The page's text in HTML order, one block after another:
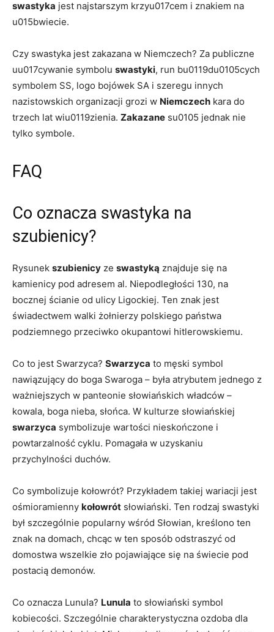
swastyka jest najstarszym krzyu017cem i znakiem na
u015bwiecie.
Czy swastyka jest zakazana w Niemczech? Za publiczne
uu017cywanie symbolu swastyki, run bu0119du0105cych
symbolem SS, logo bojówek SA i szeregu innych
nazistowskich organizacji grozi w Niemczech kara do
trzech lat wiu0119zienia. Zakazane su0105 jednak nie
tylko symbole.
FAQ
Co oznacza swastyka na
szubienicy?
Rysunek szubienicy ze swastyką znajduje się na
kamienicy pod adresem al. Niepodległości 130, na
bocznej ścianie od ulicy Ligockiej. Ten znak jest
świadectwem walki żołnierzy polskiego państwa
podziemnego przeciwko okupantowi hitlerowskiemu.
Co to jest Swarzyca? Swarzyca to męski symbol
nawiązujący do boga Swaroga – była atrybutem jednego z
ważniejszych w panteonie słowiańskich władców –
kowala, boga nieba, słońca. W kulturze słowiańskiej
swarzyca symbolizuje wartości nieskończone i
powtarzalność cyklu. Pomagała w uzyskaniu
przychylności duchów.
Co symbolizuje kołowrót? Przykładem takiej wariacji jest
ośmioramienny kołowrót słowiański. Ten rodzaj swastyki
był szczególnie popularny wśród Słowian, kreślono ten
znak na domach, chcąc w ten sposób odstraszyć od
domostwa wszelkie zło pojawiające się na świecie pod
postacią demonów.
Co oznacza Lunula? Lunula to słowiański symbol
kobiecości. Szczególnie charakterystyczna ozdoba dla